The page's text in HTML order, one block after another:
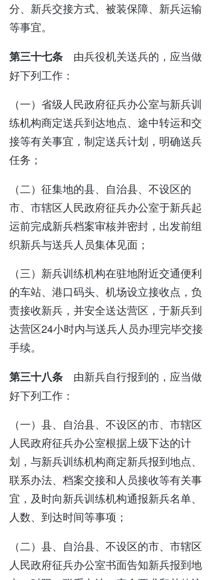
分、新兵交接方式、被装保障、新兵运输
等事宜。
第三十七条 由兵役机关送兵的，应当做
好下列工作：
（一）省级人民政府征兵办公室与新兵训
练机构商定送兵到达地点、途中转运和交
接等有关事宜，制定送兵计划，明确送兵
任务；
（二）征集地的县、自治县、不设区的
市、市辖区人民政府征兵办公室于新兵起
运前完成新兵档案审核并密封，出发前组
织新兵与送兵人员集体见面；
（三）新兵训练机构在驻地附近交通便利
的车站、港口码头、机场设立接收点，负
责接收新兵，并安全送达营区，于新兵到
达营区24小时内与送兵人员办理完毕交接
手续。
第三十八条 由新兵自行报到的，应当做
好下列工作：
（一）县、自治县、不设区的市、市辖区
人民政府征兵办公室根据上级下达的计
划，与新兵训练机构商定新兵报到地点、
联系办法、档案交接和人员接收等有关事
宜，及时向新兵训练机构通报新兵名单、
人数、到达时间等事项；
（二）县、自治县、不设区的市、市辖区
人民政府征兵办公室书面告知新兵报到地